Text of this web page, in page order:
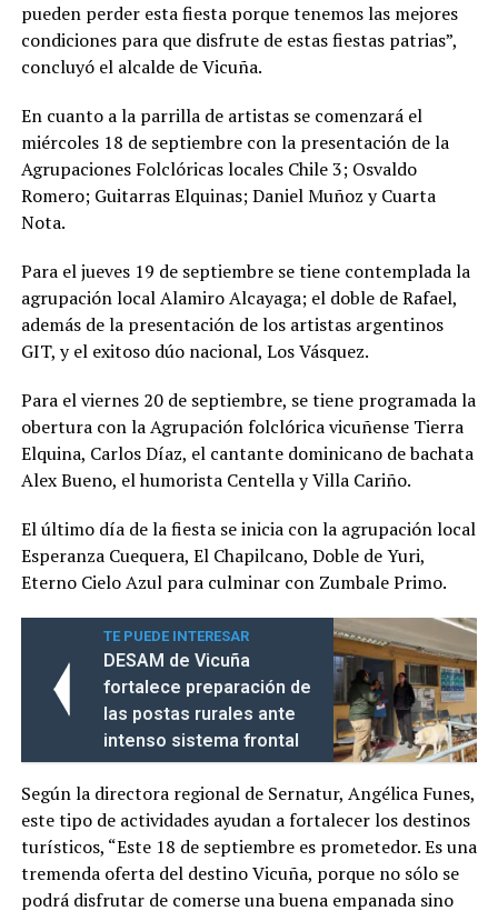
pueden perder esta fiesta porque tenemos las mejores
condiciones para que disfrute de estas fiestas patrias”,
concluyó el alcalde de Vicuña.
En cuanto a la parrilla de artistas se comenzará el
miércoles 18 de septiembre con la presentación de la
Agrupaciones Folclóricas locales Chile 3; Osvaldo
Romero; Guitarras Elquinas; Daniel Muñoz y Cuarta
Nota.
Para el jueves 19 de septiembre se tiene contemplada la
agrupación local Alamiro Alcayaga; el doble de Rafael,
además de la presentación de los artistas argentinos
GIT, y el exitoso dúo nacional, Los Vásquez.
Para el viernes 20 de septiembre, se tiene programada la
obertura con la Agrupación folclórica vicuñense Tierra
Elquina, Carlos Díaz, el cantante dominicano de bachata
Alex Bueno, el humorista Centella y Villa Cariño.
El último día de la fiesta se inicia con la agrupación local
Esperanza Cuequera, El Chapilcano, Doble de Yuri,
Eterno Cielo Azul para culminar con Zumbale Primo.
TE PUEDE INTERESAR
DESAM de Vicuña
fortalece preparación de
las postas rurales ante
intenso sistema frontal
Según la directora regional de Sernatur, Angélica Funes,
este tipo de actividades ayudan a fortalecer los destinos
turísticos, “Este 18 de septiembre es prometedor. Es una
tremenda oferta del destino Vicuña, porque no sólo se
podrá disfrutar de comerse una buena empanada sino